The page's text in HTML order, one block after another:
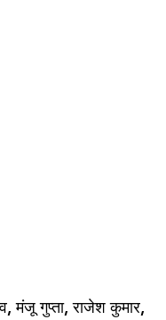
मंजू गुप्ता, राजेश कुमार,